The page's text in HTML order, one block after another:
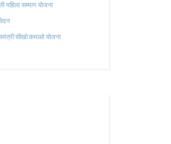
महिला सम्मान योजना
सीखो कमाओ योजना